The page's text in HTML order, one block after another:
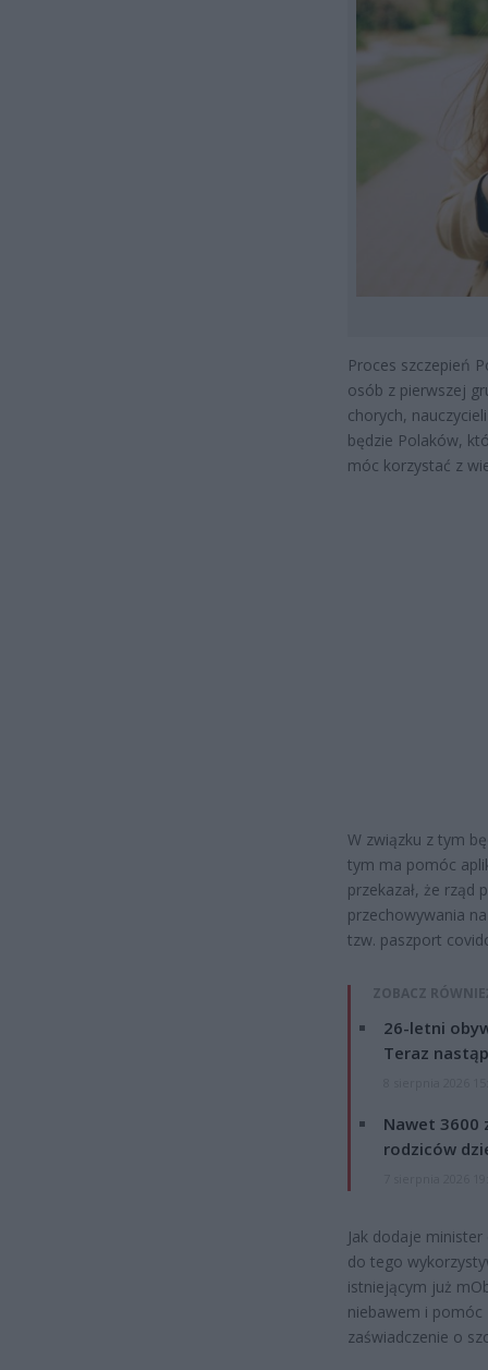
Proces szczepień
osób z pierwszej
chorych,
będzie Polaków,
móc korzystać z
W związku z tym
tym ma pomóc
przekazał, że rząd
przechowywania
tzw. paszport
ZOBACZ
26-letni
Teraz
Nawet 3600
rodziców
Jak dodaje
do tego
istniejącym już
niebawem i pomóc
zaświadczenie o